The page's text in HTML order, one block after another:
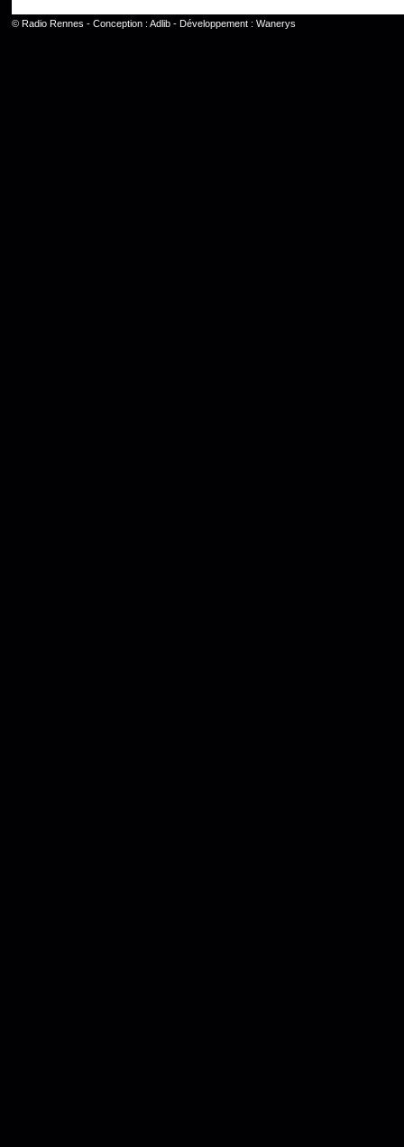
© Radio Rennes - Conception : Adlib- Développement : Wanerys